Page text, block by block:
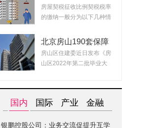
什么？ 2022房产契
税最新政策
房屋契税征收比例契税税率
的缴纳一般分为以下几种情
北京房山190套保障
租赁房面向毕业生配
租 房源均为精装交
房山区住建委近日发布《房
山区2022年第二批毕业大
国内 国际 产业 金融
银鹏控股公司：业务交流促提升互学